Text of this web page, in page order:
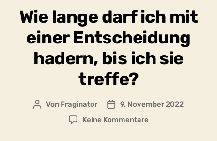
ein
kleines
Stück
Unabhängigkeit
von
der
Wie lange darf ich mit
einer Entscheidung
hadern, bis ich sie
treffe?
Beitragsautor
Von Fraginator Beitragsdatum
9. November 2022
Keine Kommentarezu